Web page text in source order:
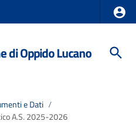
di Oppido Lucano
e Dati /
A.S. 2025-2026